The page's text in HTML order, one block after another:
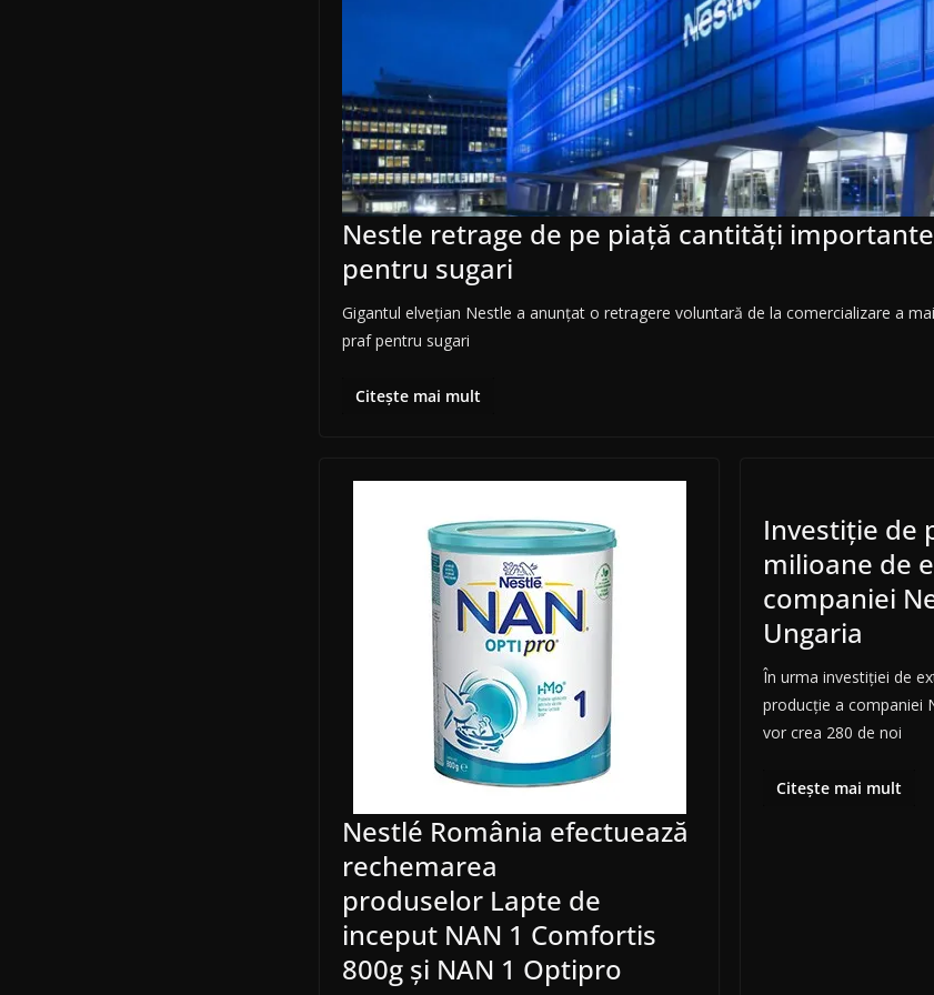
Nestle retrage de pe piață cantități
pentru sugari
Gigantul elveţian Nestle a anunţat o retragere voluntară de la comercializare a
praf pentru sugari
Citește mai mult
Nestlé România efectuează
rechemarea
produselor Lapte de
inceput NAN 1 Comfortis
800g și NAN 1 Optipro
Investiţie de
milioane de
companiei
Ungaria
În urma investiţiei de
producţie a companiei
vor crea 280 de noi
Citește mai mult